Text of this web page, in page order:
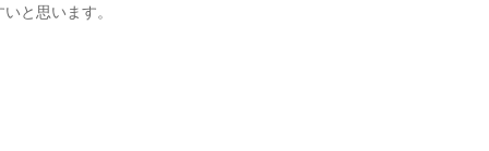
と思います。